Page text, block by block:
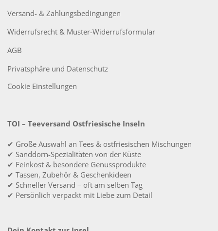
Versand- & Zahlungsbedingungen
Widerrufsrecht & Muster-Widerrufsformular
AGB
Privatsphäre und Datenschutz
Cookie Einstellungen
TOI – Teeversand Ostfriesische Inseln
✔ Große Auswahl an Tees & ostfriesischen Mischungen
✔ Sanddorn-Spezialitäten von der Küste
✔ Feinkost & besondere Genussprodukte
✔ Tassen, Zubehör & Geschenkideen
✔ Schneller Versand – oft am selben Tag
✔ Persönlich verpackt mit Liebe zum Detail